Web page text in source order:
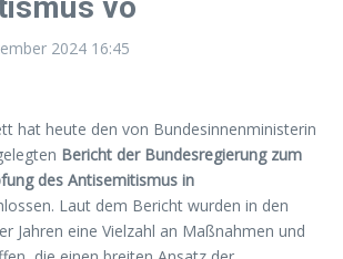
2024 16:45
hat heute den von Bundesinnenministerin
Bericht der Bundesregierung zum
des Antisemitismus in
Laut dem Bericht wurden in den
Jahren eine Vielzahl an Maßnahmen und